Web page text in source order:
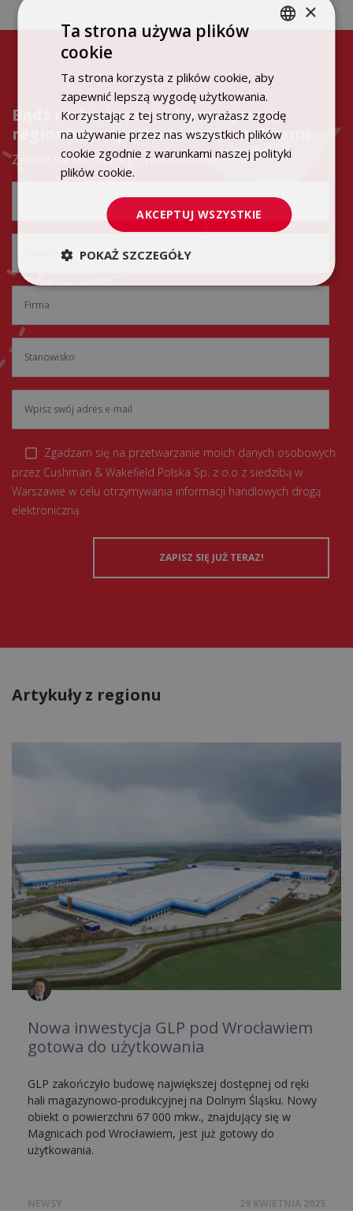
Bądź na bieżąco z informacjami z
regionów, raportami oraz analizami
Zapisz się do naszego newslettera!
Zgadzam się na przetwarzanie moich danych osobowych
przez Cushman & Wakefield Polska Sp. z o.o z siedzibą w
Warszawie w celu otrzymywania informacji handlowych drogą
elektroniczną.
Artykuły z regionu
Nowa inwestycja GLP pod Wrocławiem
gotowa do użytkowania
GLP zakończyło budowę największej dostępnej od ręki
hali magazynowo-produkcyjnej na Dolnym Śląsku. Nowy
obiekt o powierzchni 67 000 mkw., znajdujący się w
Magnicach pod Wrocławiem, jest już gotowy do
użytkowania.
NEWSY 29 KWIETNIA 2025
ENGLISH
×
Ta strona używa plików
cookie
Ta strona korzysta z plików cookie, aby
zapewnić lepszą wygodę użytkowania.
Korzystając z tej strony, wyrażasz zgodę
na używanie przez nas wszystkich plików
cookie zgodnie z warunkami naszej polityki
plików cookie.
AKCEPTUJ WSZYSTKIE
POKAŻ SZCZEGÓŁY